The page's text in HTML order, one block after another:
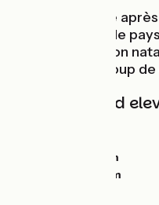
Coup de pédale
découvrir tant de
Devinière, maison
balade à vélo coup
Gradients and
0m
0m